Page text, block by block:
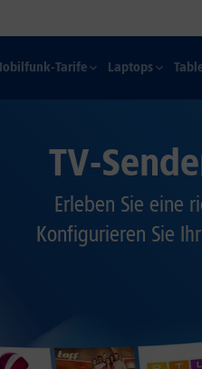
Tarife Laptops
TV-
Erleben Sie eine
Konfigurieren Sie